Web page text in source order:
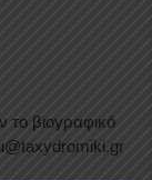
το βιογραφικό